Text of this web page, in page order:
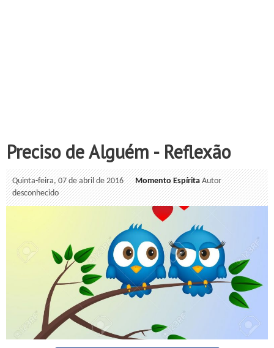
Preciso de Alguém - Reflexão
Quinta-feira, 07 de abril de 2016 Momento Espírita Autor
desconhecido